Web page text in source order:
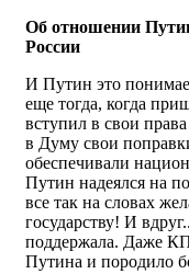
Об отношении
России
И Путин это
еще тогда, когда
вступил в свои
в Думу свои
обеспечивали
Путин надеялся на
все так на словах
государству! И
поддержала. Даже
Путина и породило